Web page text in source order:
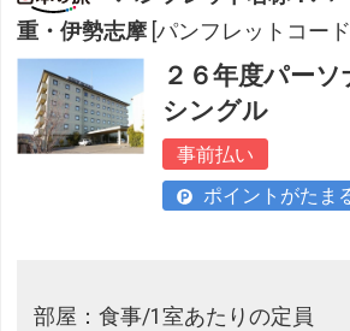
重・伊勢志摩 [パンフレットコー
２６年度パー
シングル
事前払い
ポイントがたま
部屋：食事/1室あたりの定員